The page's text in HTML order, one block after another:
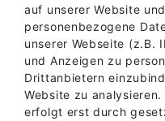
ABHOLLAGER
KONTAKT
auf unserer Website
personenbezogene
unserer Webseite (z.B.
und Anzeigen zu
Drittanbietern
Website zu
erfolgt erst durch